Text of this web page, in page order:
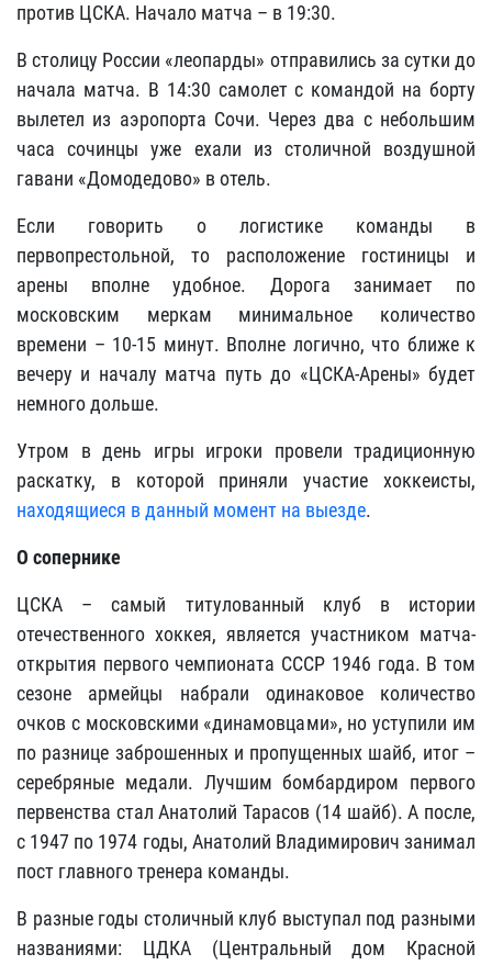
против ЦСКА. Начало матча – в 19:30.
В столицу России «леопарды» отправились за сутки до
начала матча. В 14:30 самолет с командой на борту
вылетел из аэропорта Сочи. Через два с небольшим
часа сочинцы уже ехали из столичной воздушной
гавани «Домодедово» в отель.
Если говорить о логистике команды в
первопрестольной, то расположение гостиницы и
арены вполне удобное. Дорога занимает по
московским меркам минимальное количество
времени – 10-15 минут. Вполне логично, что ближе к
вечеру и началу матча путь до «ЦСКА-Арены» будет
немного дольше.
Утром в день игры игроки провели традиционную
раскатку, в которой приняли участие хоккеисты,
находящиеся в данный момент на выезде.
О сопернике
ЦСКА – самый титулованный клуб в истории
отечественного хоккея, является участником матча-
открытия первого чемпионата СССР 1946 года. В том
сезоне армейцы набрали одинаковое количество
очков с московскими «динамовцами», но уступили им
по разнице заброшенных и пропущенных шайб, итог –
серебряные медали. Лучшим бомбардиром первого
первенства стал Анатолий Тарасов (14 шайб). А после,
с 1947 по 1974 годы, Анатолий Владимирович занимал
пост главного тренера команды.
В разные годы столичный клуб выступал под разными
названиями: ЦДКА (Центральный дом Красной